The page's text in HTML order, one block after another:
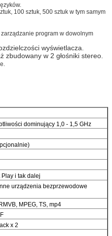
100 sztuk, 500 sztuk w tym samym
program w dowolnym
wyświetlacza.
zbudowany w 2 głośniki stereo.
dominujący 1,0 - 1,5 GHz
Play i tak dalej
urządzenia bezprzewodowe
MPEG, TS, mp4
x 2